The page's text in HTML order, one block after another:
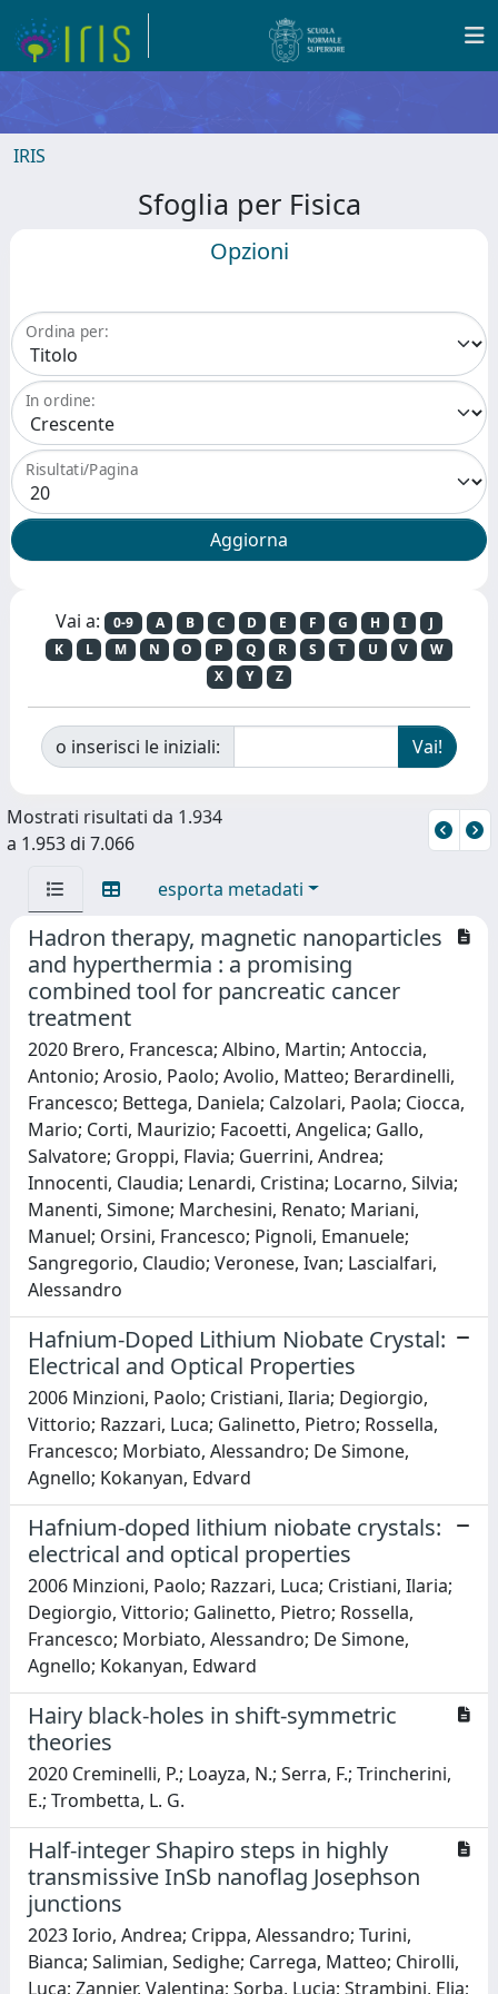
IRIS
Sfoglia per Fisica
Opzioni
Ordina per:
In ordine:
Risultati/Pagina
Vai a: 0-9 A B C D E F G H I
J
K
L M N O P Q R S T U V
W
X
Y Z
o inserisci le iniziali:
Mostrati risultati da 1.934
a 1.953 di 7.066
esporta metadati
Hadron therapy, magnetic nanoparticles
and hyperthermia : a promising
combined tool for pancreatic cancer
treatment
2020 Brero, Francesca; Albino, Martin; Antoccia,
Antonio; Arosio, Paolo; Avolio, Matteo; Berardinelli,
Francesco; Bettega, Daniela; Calzolari, Paola; Ciocca,
Mario; Corti, Maurizio; Facoetti, Angelica; Gallo,
Salvatore; Groppi, Flavia; Guerrini, Andrea;
Innocenti, Claudia; Lenardi, Cristina; Locarno, Silvia;
Manenti, Simone; Marchesini, Renato; Mariani,
Manuel; Orsini, Francesco; Pignoli, Emanuele;
Sangregorio, Claudio; Veronese, Ivan; Lascialfari,
Alessandro
Hafnium-Doped Lithium Niobate Crystal:
Electrical and Optical Properties
2006 Minzioni, Paolo; Cristiani, Ilaria; Degiorgio,
Vittorio; Razzari, Luca; Galinetto, Pietro; Rossella,
Francesco; Morbiato, Alessandro; De Simone,
Agnello; Kokanyan, Edvard
Hafnium-doped lithium niobate crystals:
electrical and optical properties
2006 Minzioni, Paolo; Razzari, Luca; Cristiani, Ilaria;
Degiorgio, Vittorio; Galinetto, Pietro; Rossella,
Francesco; Morbiato, Alessandro; De Simone,
Agnello; Kokanyan, Edward
Hairy black-holes in shift-symmetric
theories
2020 Creminelli, P.; Loayza, N.; Serra, F.; Trincherini,
E.; Trombetta, L. G.
Half-integer Shapiro steps in highly
transmissive InSb nanoflag Josephson
junctions
2023 Iorio, Andrea; Crippa, Alessandro; Turini,
Bianca; Salimian, Sedighe; Carrega, Matteo; Chirolli,
Luca; Zannier, Valentina; Sorba, Lucia; Strambini, Elia;